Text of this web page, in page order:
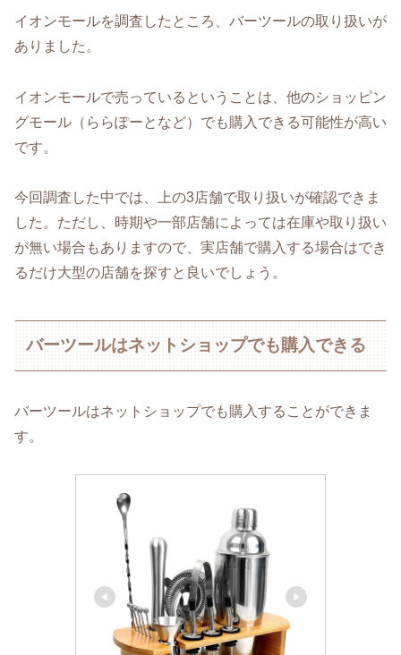
イオンモールを調査したところ、バーツールの取り扱いが
ありました。
イオンモールで売っているということは、他のショッピン
グモール（ららぽーとなど）でも購入できる可能性が高い
です。
今回調査した中では、上の3店舗で取り扱いが確認できま
した。ただし、時期や一部店舗によっては在庫や取り扱い
が無い場合もありますので、実店舗で購入する場合はでき
るだけ大型の店舗を探すと良いでしょう。
バーツールはネットショップでも購入できる
バーツールはネットショップでも購入することができま
す。